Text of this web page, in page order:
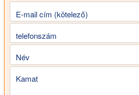
E-mail cím (kötelező)
telefonszám
Név
Kamat